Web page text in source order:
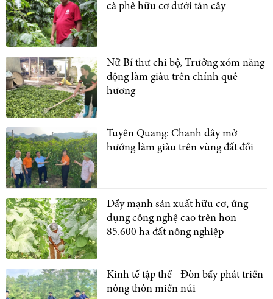
cà phê hữu cơ dưới tán cây
Nữ Bí thư chi bộ, Trưởng xóm năng
động làm giàu trên chính quê
hương
Tuyên Quang: Chanh dây mở
hướng làm giàu trên vùng đất đồi
Đẩy mạnh sản xuất hữu cơ, ứng
dụng công nghệ cao trên hơn
85.600 ha đất nông nghiệp
Kinh tế tập thể - Đòn bẩy phát triển
nông thôn miền núi